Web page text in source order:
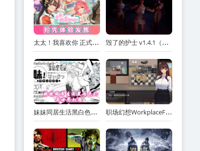
太太！我喜欢你 正式版（Sensei! I Like You So Much!）免安装中文版 毁了的护士 v1.4.1（Ruined Nurse）免安装中文版
妹妹同居生活黑白色2：异世界幻想网盘下载 职场幻想WorkplaceFantasy中文网盘下载